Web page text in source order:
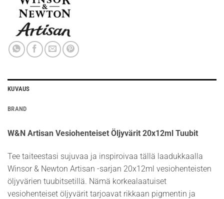
KUVAUS
BRAND
W&N Artisan Vesiohenteiset Öljyvärit 20x12ml Tuubit
Tee taiteestasi sujuvaa ja inspiroivaa tällä laadukkaalla
Winsor & Newton Artisan -sarjan 20x12ml vesiohenteisten
öljyvärien tuubitsetillä. Nämä korkealaatuiset
vesiohenteiset öljyvärit tarjoavat rikkaan pigmentin ja